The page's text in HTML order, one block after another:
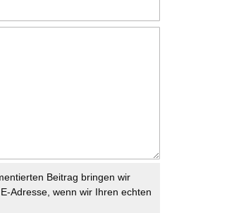
Beitrag bringen wir
Adresse, wenn wir Ihren echten